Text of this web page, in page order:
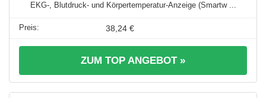
EKG-, Blutdruck- und Körpertemperatur-Anzeige (Smartw ...
38,24 €
ZUM TOP ANGEBOT »